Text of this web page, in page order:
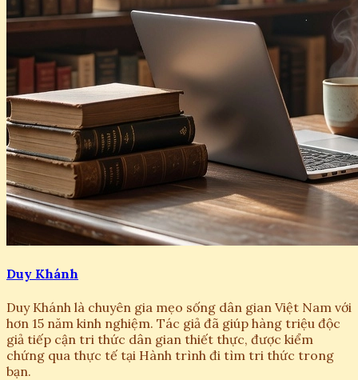
Duy Khánh
Duy Khánh là chuyên gia mẹo sống dân gian Việt Nam với
hơn 15 năm kinh nghiệm. Tác giả đã giúp hàng triệu độc
giả tiếp cận tri thức dân gian thiết thực, được kiểm
chứng qua thực tế tại Hành trình đi tìm tri thức trong
bạn.